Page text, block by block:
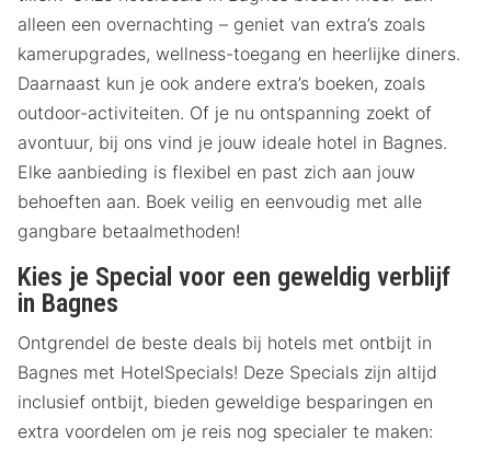
alleen een overnachting – geniet van extra’s zoals
kamerupgrades, wellness-toegang en heerlijke diners.
Daarnaast kun je ook andere extra’s boeken, zoals
outdoor-activiteiten. Of je nu ontspanning zoekt of
avontuur, bij ons vind je jouw ideale hotel in Bagnes.
Elke aanbieding is flexibel en past zich aan jouw
behoeften aan. Boek veilig en eenvoudig met alle
gangbare betaalmethoden!
Kies je Special voor een geweldig verblijf
in Bagnes
Ontgrendel de beste deals bij hotels met ontbijt in
Bagnes met HotelSpecials! Deze Specials zijn altijd
inclusief ontbijt, bieden geweldige besparingen en
extra voordelen om je reis nog specialer te maken: